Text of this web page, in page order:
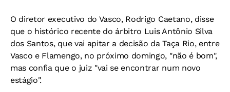
O diretor executivo do Vasco, Rodrigo Caetano, disse
que o histórico recente do árbitro Luis Antônio Silva
dos Santos, que vai apitar a decisão da Taça Rio, entre
Vasco e Flamengo, no próximo domingo, "não é bom",
mas confia que o juiz "vai se encontrar num novo
estágio".